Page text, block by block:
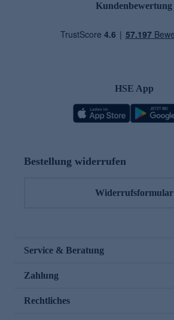
Kundenbewertung
HSE App
Bestellung widerrufen
Widerrufsformular
Service & Beratung
Zahlung
Rechtliches